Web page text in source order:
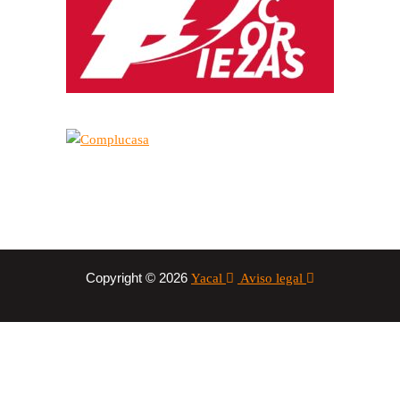
Copyright © 2026 Yacal Aviso legal